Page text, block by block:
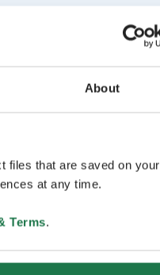
About
files that are saved on your
at any time.
Terms.